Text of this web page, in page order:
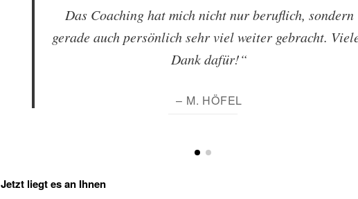
Das Coaching hat mich nicht nur beruflich, sondern
gerade auch persönlich sehr viel weiter gebracht.
Dank dafür!“
– M. HÖFEL
Jetzt liegt es an Ihnen